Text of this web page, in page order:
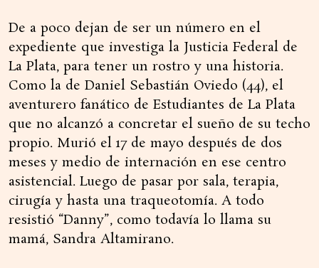
De a poco dejan de ser un número en el
expediente que investiga la Justicia Federal de
La Plata, para tener un rostro y una historia.
Como la de Daniel Sebastián Oviedo (44), el
aventurero fanático de Estudiantes de La Plata
que no alcanzó a concretar el sueño de su techo
propio. Murió el 17 de mayo después de dos
meses y medio de internación en ese centro
asistencial. Luego de pasar por sala, terapia,
cirugía y hasta una traqueotomía. A todo
resistió “Danny”, como todavía lo llama su
mamá, Sandra Altamirano.